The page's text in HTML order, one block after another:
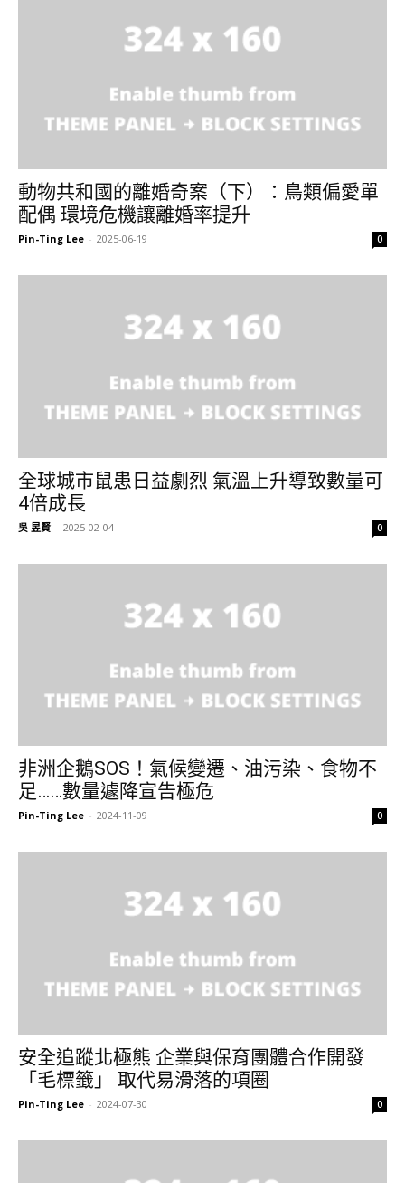
動物共和國的離婚奇案（下）：鳥類偏愛單
配偶 環境危機讓離婚率提升
Pin-Ting Lee - 2025-06-19 0
全球城市鼠患日益劇烈 氣溫上升導致數量可
4倍成長
吳 昱賢 - 2025-02-04 0
非洲企鵝SOS！氣候變遷、油污染、食物不
足……數量遽降宣告極危
Pin-Ting Lee - 2024-11-09 0
安全追蹤北極熊 企業與保育團體合作開發
「毛標籤」 取代易滑落的項圈
Pin-Ting Lee - 2024-07-30 0